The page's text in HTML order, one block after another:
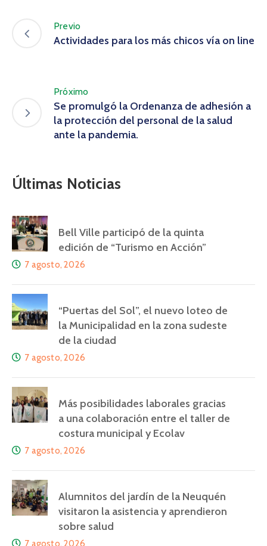
Previo
Actividades para los más chicos vía on line
Próximo
Se promulgó la Ordenanza de adhesión a
la protección del personal de la salud
ante la pandemia.
Últimas Noticias
Bell Ville participó de la quinta
edición de “Turismo en Acción”
7 agosto, 2026
“Puertas del Sol”, el nuevo loteo de
la Municipalidad en la zona sudeste
de la ciudad
7 agosto, 2026
Más posibilidades laborales gracias
a una colaboración entre el taller de
costura municipal y Ecolav
7 agosto, 2026
Alumnitos del jardín de la Neuquén
visitaron la asistencia y aprendieron
sobre salud
7 agosto, 2026